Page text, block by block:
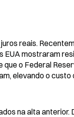
reais.
EUA mostraram
o Federal
elevando o
na alta anterior.